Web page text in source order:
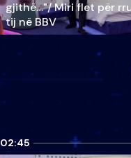
gjithë…"/ Miri flet për
tij në BBV
02:45